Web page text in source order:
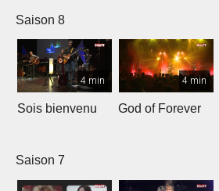
Saison 8
4 min
Sois bienvenu
4 min
God of Forever
Saison 7